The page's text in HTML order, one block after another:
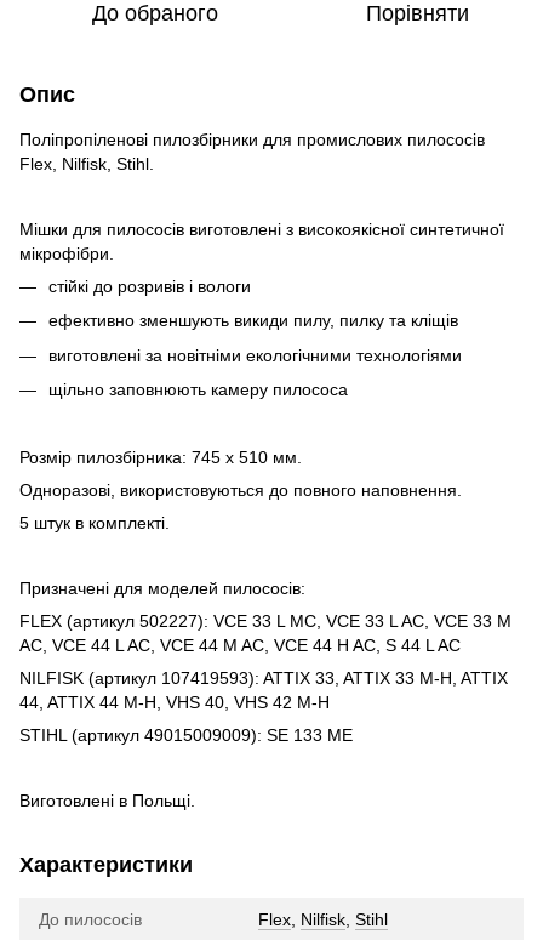
До обраного Порівняти
Опис
Поліпропіленові пилозбірники для промислових пилососів
Flex, Nilfisk, Stihl.
Мішки для пилососів виготовлені з високоякісної синтетичної
мікрофібри.
стійкі до розривів і вологи
ефективно зменшують викиди пилу, пилку та кліщів
виготовлені за новітніми екологічними технологіями
щільно заповнюють камеру пилососа
Розмір пилозбірника: 745 x 510 мм.
Одноразові, використовуються до повного наповнення.
5 штук в комплекті.
Призначені для моделей пилососів:
FLEX (артикул 502227): VCE 33 L MC, VCE 33 L AC, VCE 33 M
AC, VCE 44 L AC, VCE 44 M AC, VCE 44 H AC, S 44 L AC
NILFISK (артикул 107419593): ATTIX 33, ATTIX 33 M-H, ATTIX
44, ATTIX 44 M-H, VHS 40, VHS 42 M-H
STIHL (артикул 49015009009): SE 133 ME
Виготовлені в Польщі.
Характеристики
До пилососів Flex Nilfisk Stihl